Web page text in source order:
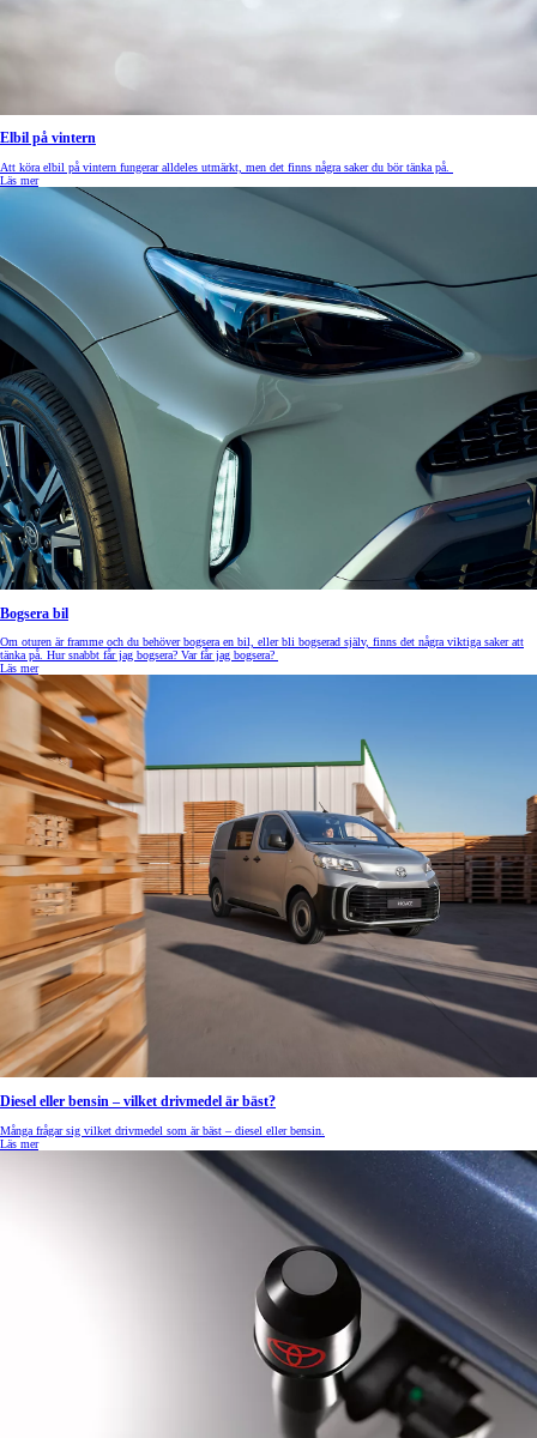
Elbil på vintern
Att köra elbil på vintern fungerar alldeles utmärkt, men det finns några saker du bör tänka på.
Läs mer
Bogsera bil
Om oturen är framme och du behöver bogsera en bil, eller bli bogserad själv, finns det några viktiga saker att
tänka på. Hur snabbt får jag bogsera? Var får jag bogsera?
Läs mer
Diesel eller bensin – vilket drivmedel är bäst?
Många frågar sig vilket drivmedel som är bäst – diesel eller bensin.
Läs mer